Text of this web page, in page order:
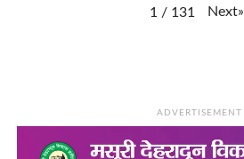
1 / 131 Next»
ADVERTISEMENT